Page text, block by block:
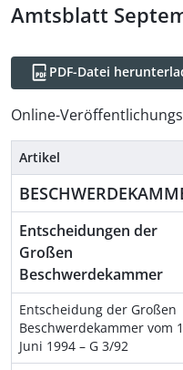
Amtsblatt
PDF-Datei
Online-
Artikel
Entscheidungen der
Großen
Beschwerdekammer
Entscheidung der Großen
Beschwerdekammer vom
Juni 1994 – G 3/92